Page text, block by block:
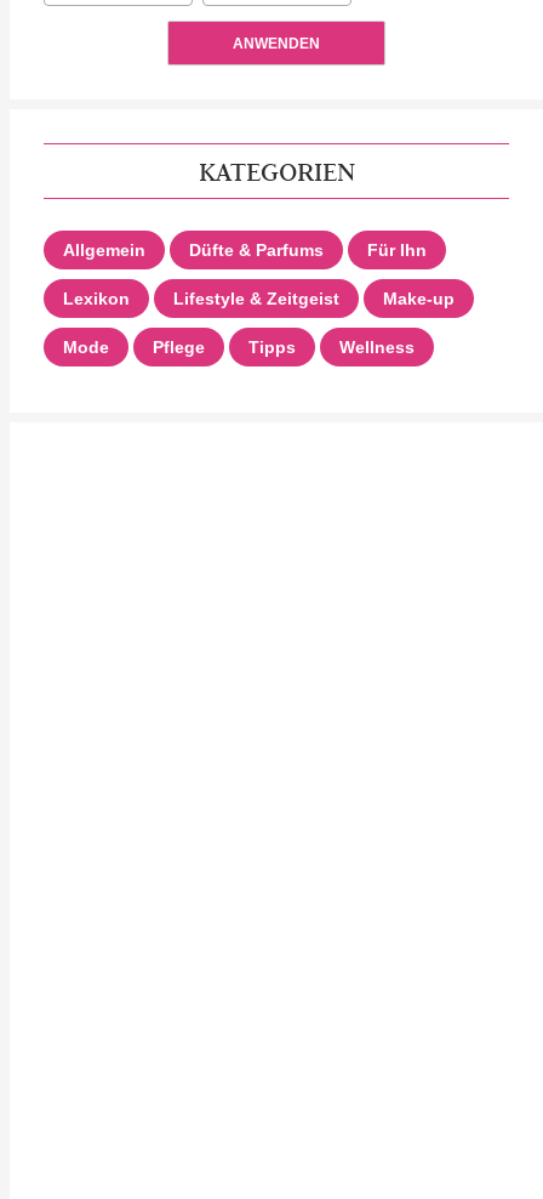
ANWENDEN
KATEGORIEN
Allgemein Düfte & Parfums Für Ihn
Lexikon Lifestyle & Zeitgeist Make-up
Mode Pflege Tipps Wellness